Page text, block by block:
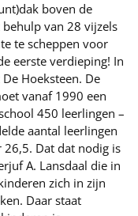
boven de
van 28 vijzels
te scheppen voor
eerste verdieping! In
Hoeksteen. De
vanaf 1990 een
450 leerlingen –
aantal leerlingen
26,5. Dat dat nodig is
A. Lansdaal die in
zich in zijn
Daar staat